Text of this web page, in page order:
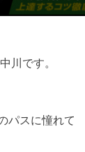
川です。
パスに憧れて